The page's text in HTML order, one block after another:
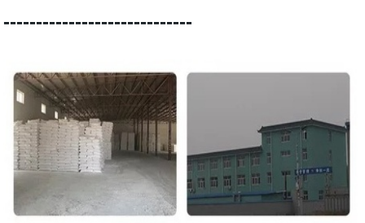
-----------------------------